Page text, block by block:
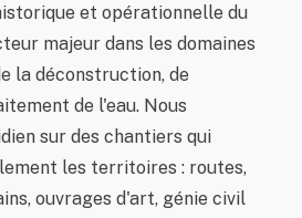
et opérationnelle du
majeur dans les domaines
la déconstruction, de
de l'eau. Nous
sur des chantiers qui
les territoires : routes,
ouvrages d'art, génie civil